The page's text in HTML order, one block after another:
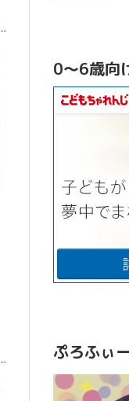
0～6歳向
ぷろふぃ